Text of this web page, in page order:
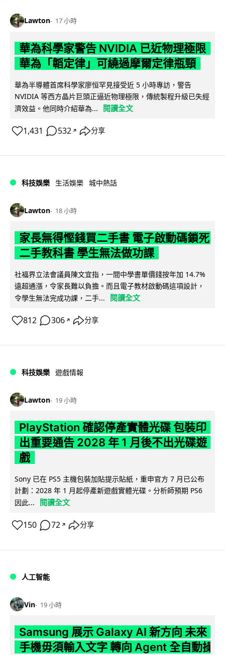
Lawton 17 小時
華為科學家警告 NVIDIA 已近物理極限
華為「韜定律」可繞過摩爾定律瓶頸
華為半導體首席科學家廖恒罕見接受近 5 小時專訪，警告
NVIDIA 等西方晶片巨頭正逼近物理極限，傳統製程升級已失經
濟效益。他同時介紹華為...
閱讀全文
1,431 532 ↗ 分享
科技娛樂 生活娛樂 城中熱話
Lawton 18 小時
家長無得慳錢買二手書 電子啟動碼鎖死
二手教科書 學生無法做功課
社福界立法會議員陳文宜指，一間中學書單價錢按年加 14.7%
遠超通漲，令家長難以負擔。而且電子教材啟動碼這項設計，
令學生無法完成功課，二手...
閱讀全文
812 306 ↗ 分享
科技娛樂 遊戲情報
Lawton 19 小時
PlayStation 確認停產實體光碟 包裝印
出重要通告 2028 年 1 月後不出光碟遊
戲
Sony 已在 PS5 主機包裝加貼提示貼紙，重申官方 7 月已公布
計劃：2028 年 1 月起停產新遊戲實體光碟。分析師預期 PS6
因此...
閱讀全文
150 72 ↗ 分享
人工智能
Vin 19 小時
Samsung 展示 Galaxy AI 新方向 未來
手機毋須輸入文字 轉向 Agent 全自動操